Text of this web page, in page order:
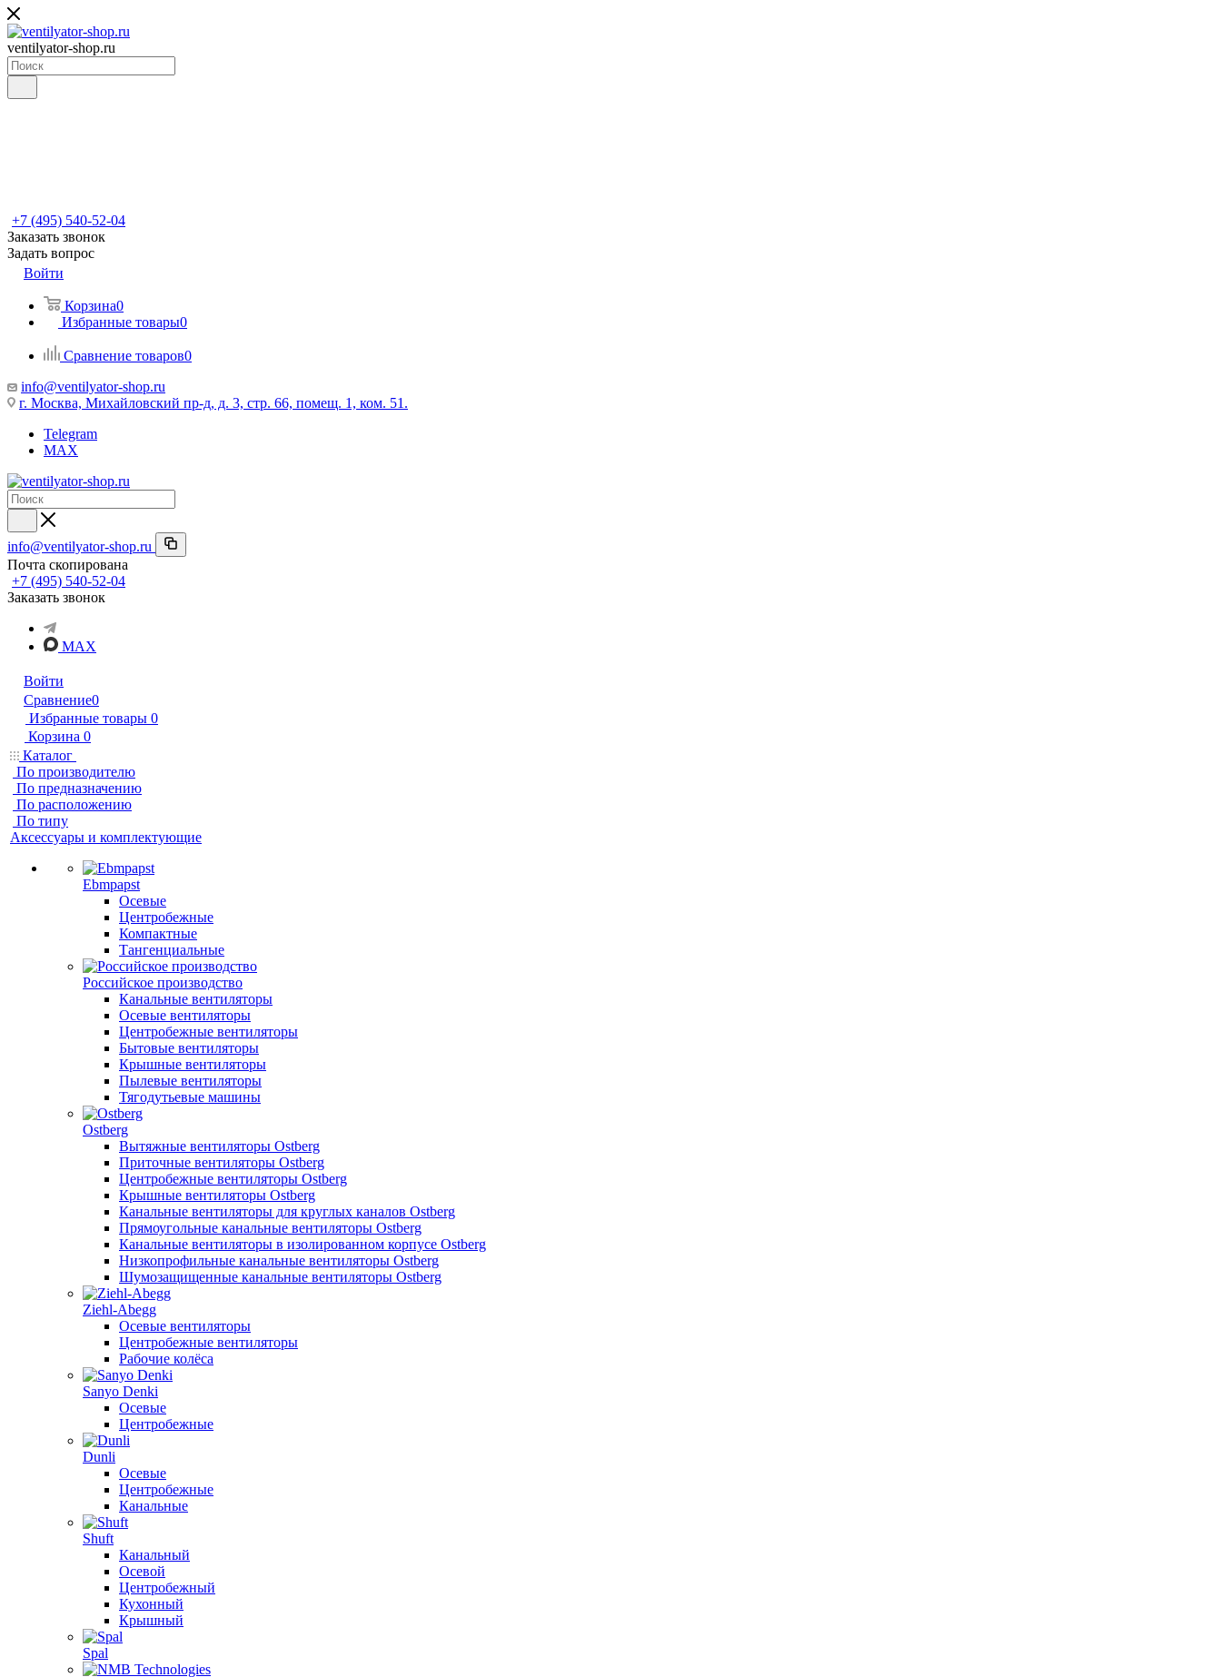
ventilyator-shop.ru
+7 (495) 540-52-04
Заказать звонок
Задать вопрос
Войти
Корзина0
Избранные товары0
Сравнение товаров0
info@ventilyator-shop.ru
г. Москва, Михайловский пр-д, д. 3, cтр. 66, помещ. 1, ком. 51.
Telegram
MAX
info@ventilyator-shop.ru
Почта скопирована
+7 (495) 540-52-04
Заказать звонок
MAX
Войти
Сравнение0
Избранные товары 0
Корзина 0
Каталог
По производителю
По предназначению
По расположению
По типу
Аксессуары и комплектующие
Ebmpapst
Осевые
Центробежные
Компактные
Тангенциальные
Российское производство
Канальные вентиляторы
Осевые вентиляторы
Центробежные вентиляторы
Бытовые вентиляторы
Крышные вентиляторы
Пылевые вентиляторы
Тягодутьевые машины
Ostberg
Вытяжные вентиляторы Ostberg
Приточные вентиляторы Ostberg
Центробежные вентиляторы Ostberg
Крышные вентиляторы Ostberg
Канальные вентиляторы для круглых каналов Ostberg
Прямоугольные канальные вентиляторы Ostberg
Канальные вентиляторы в изолированном корпусе Ostberg
Низкопрофильные канальные вентиляторы Ostberg
Шумозащищенные канальные вентиляторы Ostberg
Ziehl-Abegg
Осевые вентиляторы
Центробежные вентиляторы
Рабочие колёса
Sanyo Denki
Осевые
Центробежные
Dunli
Осевые
Центробежные
Канальные
Shuft
Канальный
Осевой
Центробежный
Кухонный
Крышный
Spal